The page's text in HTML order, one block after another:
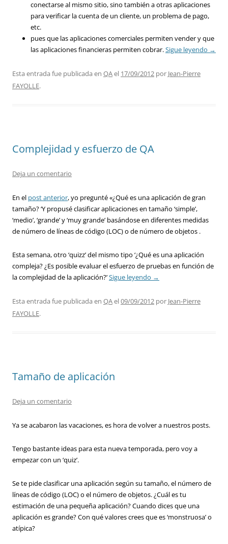
conectarse al mismo sitio, sino también a otras aplicaciones
para verificar la cuenta de un cliente, un problema de pago,
etc.
pues que las aplicaciones comerciales permiten vender y que
las aplicaciones financieras permiten cobrar.Sigue leyendo →
Esta entrada fue publicada en QAel 17/09/2012 por Jean-Pierre
FAYOLLE.
Complejidad y esfuerzo de QA
Deja un comentario
En el post anterior, yo pregunté «¿Qué es una aplicación de gran
tamaño? ‘Y propusé clasificar aplicaciones en tamaño ‘simple’,
‘medio’, ‘grande’ y ‘muy grande’ basándose en diferentes medidas
de número de líneas de código (LOC) o de número de objetos .
Esta semana, otro ‘quizz’ del mismo tipo ‘¿Qué es una aplicación
compleja? ¿Es posible evaluar el esfuerzo de pruebas en función de
la complejidad de la aplicación?’Sigue leyendo →
Esta entrada fue publicada en QAel09/09/2012 por Jean-Pierre
FAYOLLE.
Tamaño de aplicación
Deja un comentario
Ya se acabaron las vacaciones, es hora de volver a nuestros posts.
Tengo bastante ideas para esta nueva temporada, pero voy a
empezar con un ‘quiz’.
Se te pide clasificar una aplicación según su tamaño, el número de
líneas de código (LOC) o el número de objetos. ¿Cuál es tu
estimación de una pequeña aplicación? Cuando dices que una
aplicación es grande? Con qué valores crees que es ‘monstruosa’ o
atípica?